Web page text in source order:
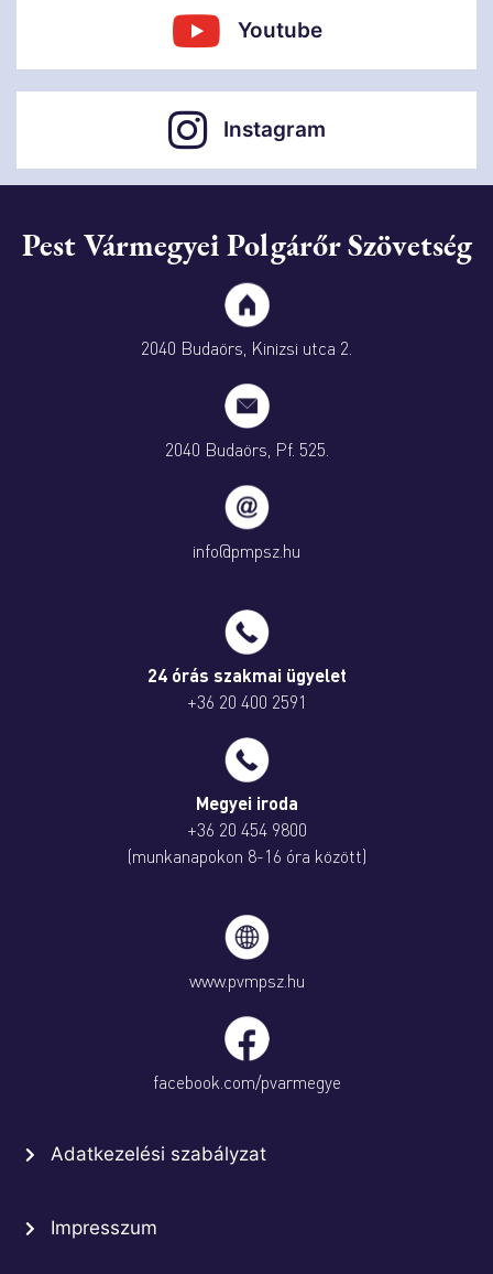
Youtube
Instagram
Pest Vármegyei Polgárőr Szövetség
2040 Budaörs, Kinizsi utca 2.
2040 Budaörs, Pf. 525.
info@pmpsz.hu
24 órás szakmai ügyelet
+36 20 400 2591
Megyei iroda
+36 20 454 9800
(munkanapokon 8-16 óra között)
www.pvmpsz.hu
facebook.com/pvarmegye
Adatkezelési szabályzat
Impresszum